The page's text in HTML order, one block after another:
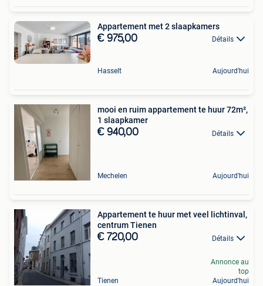
Appartement met 2 slaapkamers
€ 975,00 Détails
Hasselt Aujourd'hui
mooi en ruim appartement te huur 72m²,
1 slaapkamer
€ 940,00 Détails
Mechelen Aujourd'hui
Appartement te huur met veel lichtinval,
centrum Tienen
€ 720,00 Détails
Tienen
Annonce au
top
Aujourd'hui